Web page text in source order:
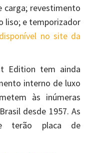
carga; revestimento
liso; e temporizador
no site da
Edition tem ainda
interno de luxo
às inúmeras
desde 1957. As
e terão placa de